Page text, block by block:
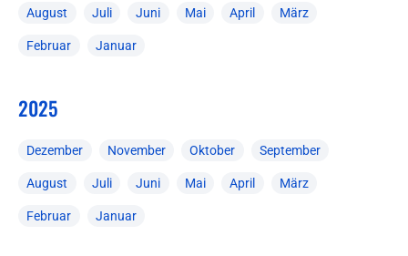
August Juli Juni Mai April März
Februar Januar
2025
Dezember November Oktober September
August Juli Juni Mai April März
Februar Januar